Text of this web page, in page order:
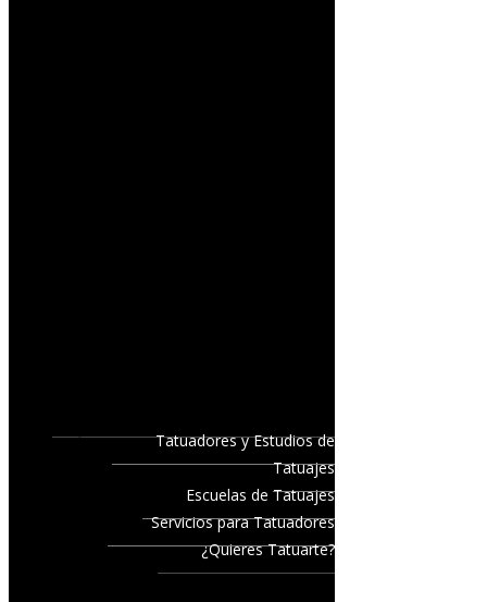
Tatuadores y Estudios de
Tatuajes
Escuelas de Tatuajes
Servicios para Tatuadores
¿Quieres Tatuarte?